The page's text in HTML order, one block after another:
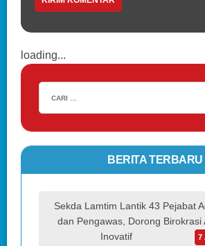
loading...
BERITA TERBARU
Sekda Lamtim Lantik 43 Pejabat
dan Pengawas, Dorong Birokrasi
Inovatif
7